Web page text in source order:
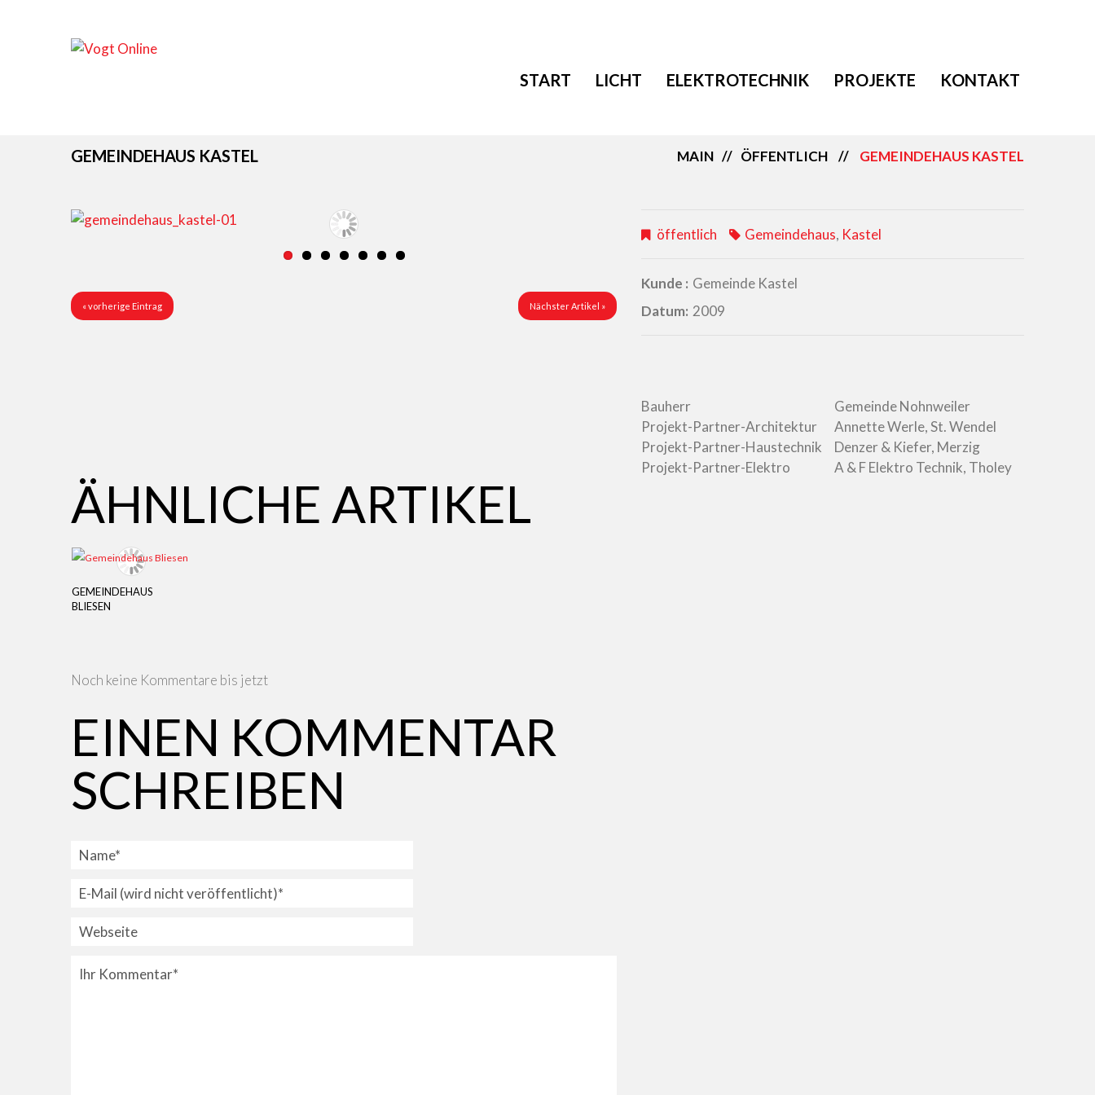
START LICHT ELEKTROTECHNIK PROJEKTE KONTAKT
GEMEINDEHAUS KASTEL MAIN ÖFFENTLICH GEMEINDEHAUS KASTEL
« vorherige Eintrag Nächster Artikel »
öffentlich Gemeindehaus, Kastel
Kunde : Gemeinde Kastel
Datum: 2009
Bauherr
Gemeinde Nohnweiler
Projekt-Partner-Architektur
Annette Werle, St. Wendel
Projekt-Partner-Haustechnik
Denzer & Kiefer, Merzig
Projekt-Partner-Elektro
A & F Elektro Technik, Tholey
ÄHNLICHE ARTIKEL
GEMEINDEHAUS
BLIESEN
Noch keine Kommentare bis jetzt
EINEN KOMMENTAR
SCHREIBEN